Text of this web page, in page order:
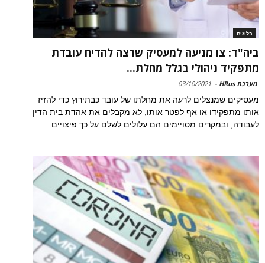
בלוגים
ביה"ד: צו מניעה למעסיק שרצה להדיח עובדת
מתפקיד ניהולי בגלל מחלת...
מערכת HRus -
03/10/2021
מעסיקים שמנצלים לרעה את מחלתו של עובד כבתירוץ כדי להזיז
אותו מתפקידו או אף לפטר אותו, לא מקבלים את אהדת בית הדין
לעבודה, ובמקרים מסויימים הם עלולים לשלם על כך פיצויים